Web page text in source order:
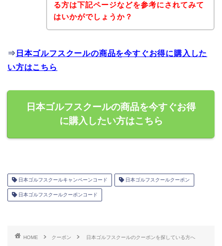
る方は下記ページなどを参考にされてみて
はいかがでしょうか？
⇒ 日本ゴルフスクールの商品を今すぐお得に購入した
い方はこちら
日本ゴルフスクールの商品を今すぐお得
に購入したい方はこちら
日本ゴルフスクールキャンペーンコード 日本ゴルフスクールクーポン
日本ゴルフスクールクーポンコード
HOME クーポン 日本ゴルフスクールのクーポンを探している方へ